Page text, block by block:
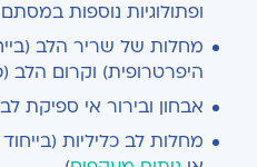
ופתולוגיות נוספות
מחלות של שריר הלב
היפרטרופית) וקרום הלב
אבחון ובירור אי ספיקת לב
מחלות לב כליליות